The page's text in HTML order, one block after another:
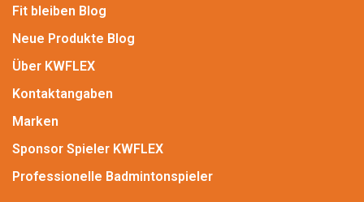
Fit bleiben Blog
Neue Produkte Blog
Über KWFLEX
Kontaktangaben
Marken
Sponsor Spieler KWFLEX
Professionelle Badmintonspieler